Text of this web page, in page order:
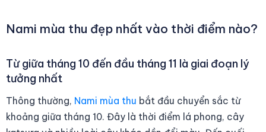
Nami mùa thu đẹp nhất vào thời điểm nào?
Từ giữa tháng 10 đến đầu tháng 11 là giai đoạn lý
tưởng nhất
Thông thường, Nami mùa thu bắt đầu chuyển sắc từ
khoảng giữa tháng 10. Đây là thời điểm lá phong, cây